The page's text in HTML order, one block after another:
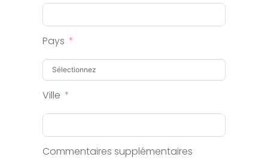
Pays
Ville
Commentaires supplémentaires